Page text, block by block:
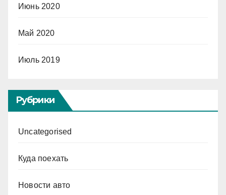
Июнь 2020
Май 2020
Июль 2019
Рубрики
Uncategorised
Куда поехать
Новости авто